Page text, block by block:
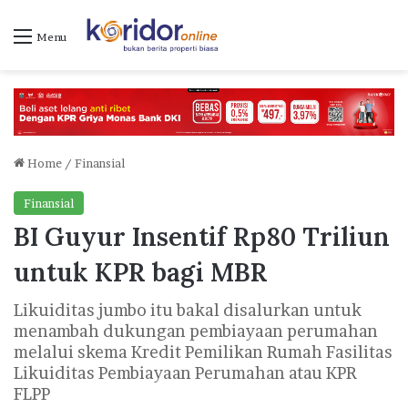
Menu
Home / Finansial
Finansial
BI Guyur Insentif Rp80 Triliun
untuk KPR bagi MBR
Likuiditas jumbo itu bakal disalurkan untuk
menambah dukungan pembiayaan perumahan
melalui skema Kredit Pemilikan Rumah Fasilitas
Likuiditas Pembiayaan Perumahan atau KPR
FLPP